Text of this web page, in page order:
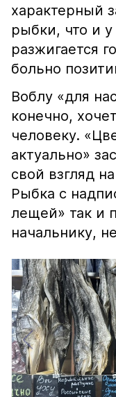
характерный
рыбки, что и
разжигается
больно
Воблу «для
конечно,
человеку.
актуально»
свой взгляд
Рыбка с
лещей» так и
начальнику,